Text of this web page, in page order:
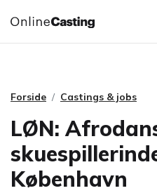
CASTINGS &
Forside Castings & jobs
LØN:
København